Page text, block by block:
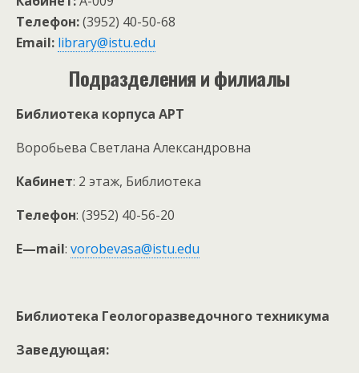
Телефон:(3952) 40-50-68
Email: library@istu.edu
Подразделения и филиалы
Библиотека корпуса АРТ
Воробьева Светлана Александровна
Кабинет: 2 этаж, Библиотека
Телефон: (3952) 40-56-20
E—mail: vorobevasa@istu.edu
Библиотека Геологоразведочного техникума
Заведующая: